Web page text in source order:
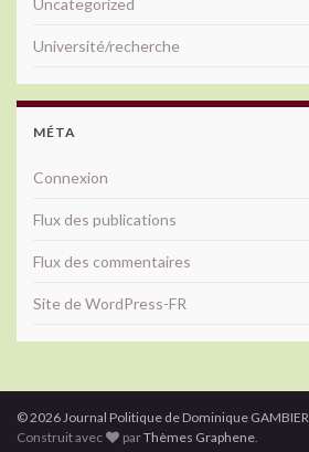
Université/recherche
MÉTA
Connexion
Flux des publications
Flux des commentaires
Site de WordPress-FR
© 2026 Journal Politique de Dominique GAMBIER.
Construit avec
parThèmes Graphene